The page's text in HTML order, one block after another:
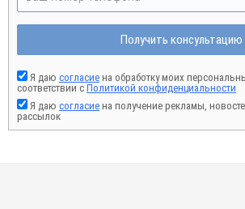
Получить консультацию
Я даю согласие на обработку моих
соответствии с Политикой конфиденциальности
Я даю согласие на получение рекламы,
рассылок